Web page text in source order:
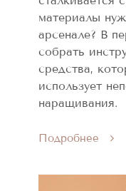
материалы
арсенале? В
собрать
средства,
использует
наращивания.
Подробнее